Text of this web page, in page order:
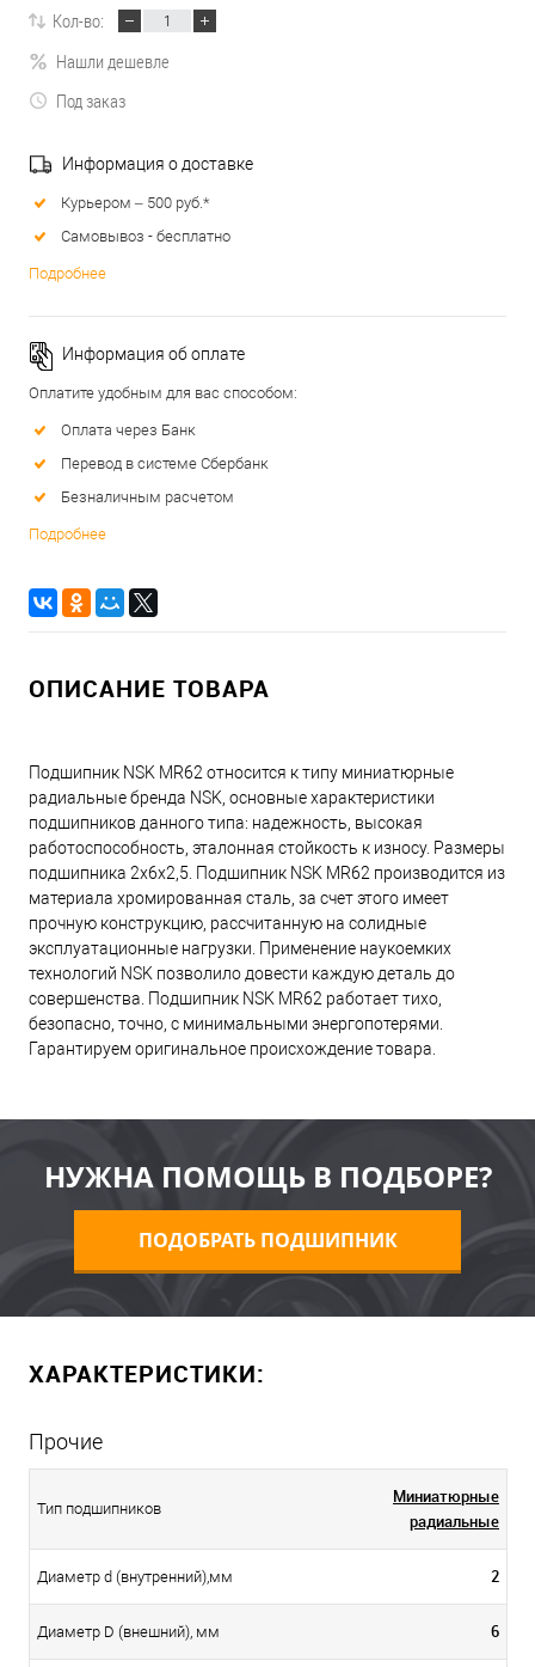
Кол-во:
Нашли дешевле
Под заказ
Информация о доставке
Курьером – 500 руб.*
Самовывоз - бесплатно
Подробнее
Информация об оплате
Оплатите удобным для вас способом:
Оплата через Банк
Перевод в системе Сбербанк
Безналичным расчетом
Подробнее
ОПИСАНИЕ ТОВАРА
Подшипник NSK MR62 относится к типу миниатюрные
радиальные бренда NSK, основные характеристики
подшипников данного типа: надежность, высокая
работоспособность, эталонная стойкость к износу. Размеры
подшипника 2x6x2,5. Подшипник NSK MR62 производится из
материала хромированная сталь, за счет этого имеет
прочную конструкцию, рассчитанную на солидные
эксплуатационные нагрузки. Применение наукоемких
технологий NSK позволило довести каждую деталь до
совершенства. Подшипник NSK MR62 работает тихо,
безопасно, точно, с минимальными энергопотерями.
Гарантируем оригинальное происхождение товара.
НУЖНА ПОМОЩЬ В ПОДБОРЕ?
ПОДОБРАТЬ ПОДШИПНИК
ХАРАКТЕРИСТИКИ:
Прочие
Тип подшипников
Миниатюрные
радиальные
Диаметр d (внутренний),мм 2
Диаметр D (внешний), мм 6